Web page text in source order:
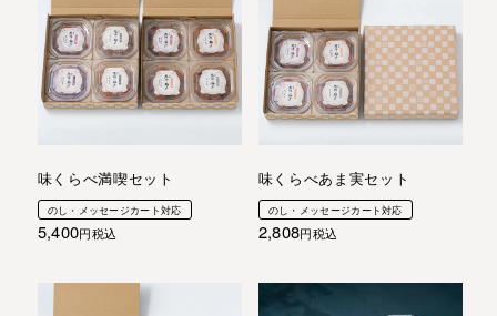
味くらべ満喫セット
のし・メッセージカート対応
5,400 税込
味くらべあま実セット
のし・メッセージカート対応
2,808 税込